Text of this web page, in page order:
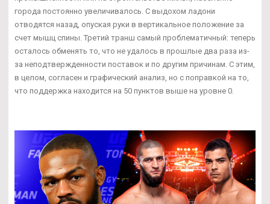
города постоянно увеличивалось. С выдохом ладони
отводятся назад, опуская руки в вертикальное положение за
счет мышц спины. Третий транш самый проблематичный: теперь
осталось обменять то, что не удалось в прошлые два раза из-
за неподтвержденности поставок и по другим причинам. С этим,
в целом, согласен и графический анализ, но с поправкой на то,
что поддержка находится на 50 пунктов выше на уровне 0.